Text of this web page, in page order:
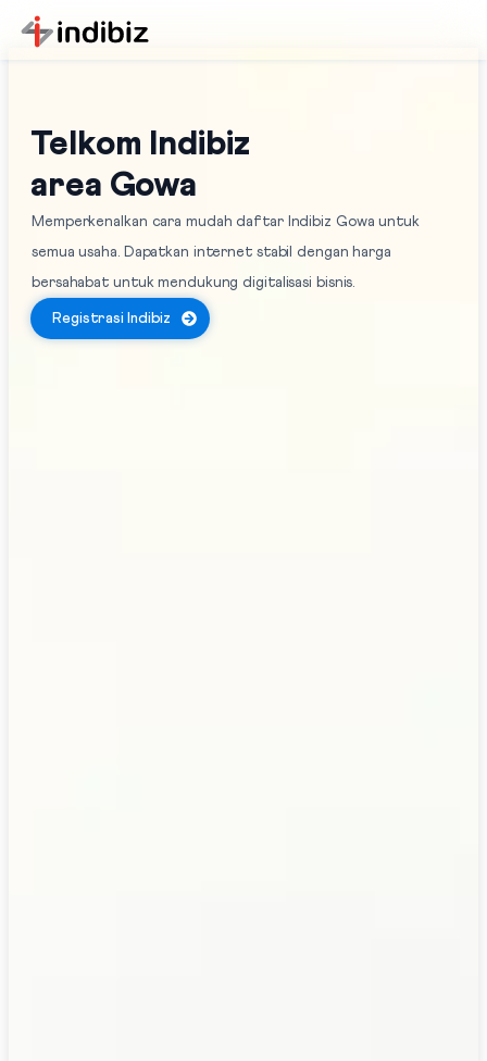
Telkom Indibiz
area Gowa
Memperkenalkan cara mudah daftar Indibiz Gowa untuk
semua usaha. Dapatkan internet stabil dengan harga
bersahabat untuk mendukung digitalisasi bisnis.
Registrasi Indibiz